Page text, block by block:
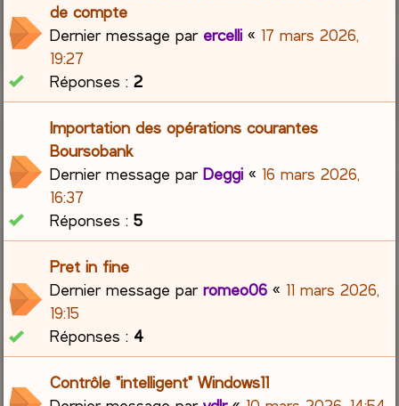
de compte
Dernier message par ercelli « 17 mars 2026,
19:27
Réponses :2
Importation des opérations courantes
Boursobank
Dernier message parDeggi « 16 mars 2026,
16:37
Réponses :5
Pret in fine
Dernier message parromeo06 « 11 mars 2026,
19:15
Réponses : 4
Contrôle "intelligent" Windows11